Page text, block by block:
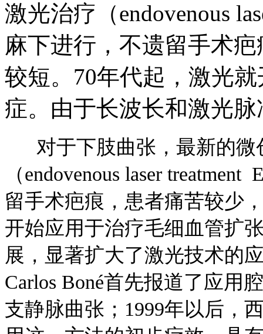
激光治疗（endovenous
麻下进行，不遗留手术
较短。70年代起，激光
症。由于长波长和激光
对于下肢曲张，最新的微
（endovenous laser
留手术疤痕，患者痛苦较少
开始应用于治疗毛细血管扩
展，显著扩大了激光技术的
Carlos Boné首先报道了应用
支静脉曲张；1999年以后，